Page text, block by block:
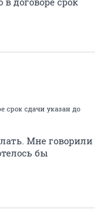
срок сдачи указан до
Мне говорили
бы